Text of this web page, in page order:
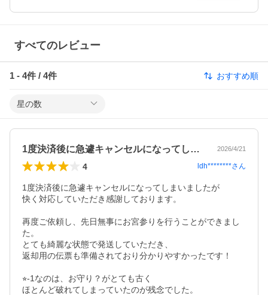
すべてのレビュー
1 - 4件 / 4件 おすすめ順
星の数
1度決済後に急遽キャンセルになってしま… 2026/4/21
4 ldh********さん
1度決済後に急遽キャンセルになってしまいましたが
快く対応していただき感謝しております。
再度ご依頼し、先日無事にお宮参りを行うことができまし
た。
とても綺麗な状態で発送していただき、
返却用の伝票も準備されており分かりやすかったです！
⭐︎-1なのは、お守り？がとても古く
ほとんど破れてしまっていたのが残念でした。